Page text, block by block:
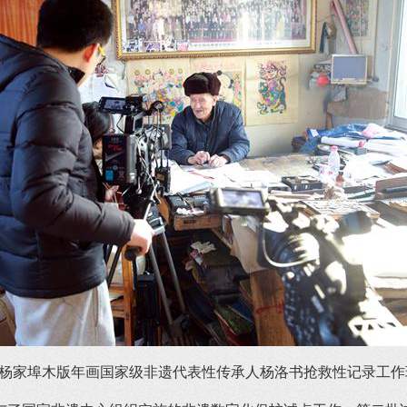
家埠木版年画国家级非遗代表性传承人杨洛书抢救性记录工